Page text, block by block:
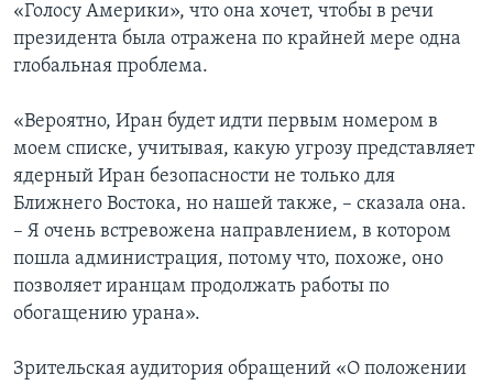
«Голосу Америки», что она хочет, чтобы в речи
президента была отражена по крайней мере одна
глобальная проблема.
«Вероятно, Иран будет идти первым номером в
моем списке, учитывая, какую угрозу представляет
ядерный Иран безопасности не только для
Ближнего Востока, но нашей также, – сказала она.
– Я очень встревожена направлением, в котором
пошла администрация, потому что, похоже, оно
позволяет иранцам продолжать работы по
обогащению урана».
Зрительская аудитория обращений «О положении